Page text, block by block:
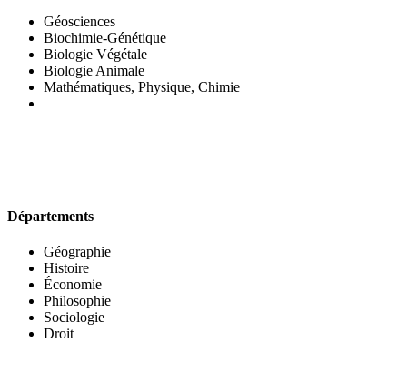
Géosciences
Biochimie-Génétique
Biologie Végétale
Biologie Animale
Mathématiques, Physique, Chimie
Départements
Géographie
Histoire
Économie
Philosophie
Sociologie
Droit